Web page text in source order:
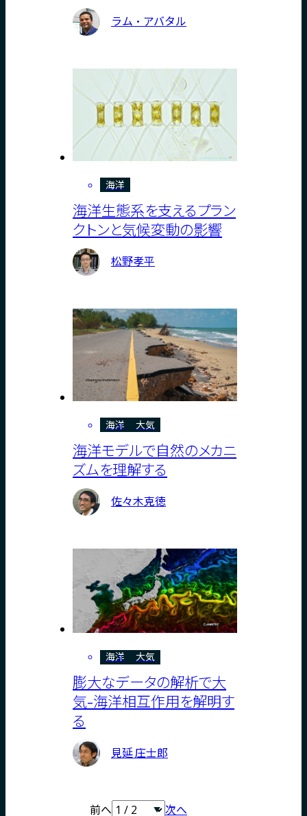
ラム・アバタル
海洋
海洋生態系を支えるプラン
クトンと気候変動の影響
松野孝平
海洋 大気
海洋モデルで自然のメカニ
ズムを理解する
佐々木克徳
海洋 大気
膨大なデータの解析で大
気-海洋相互作用を解明す
る
見延 庄士郎
前へ 次へ